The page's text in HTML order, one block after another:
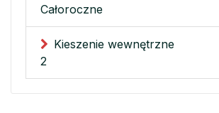
Całoroczne
Kieszenie wewnętrzne
2